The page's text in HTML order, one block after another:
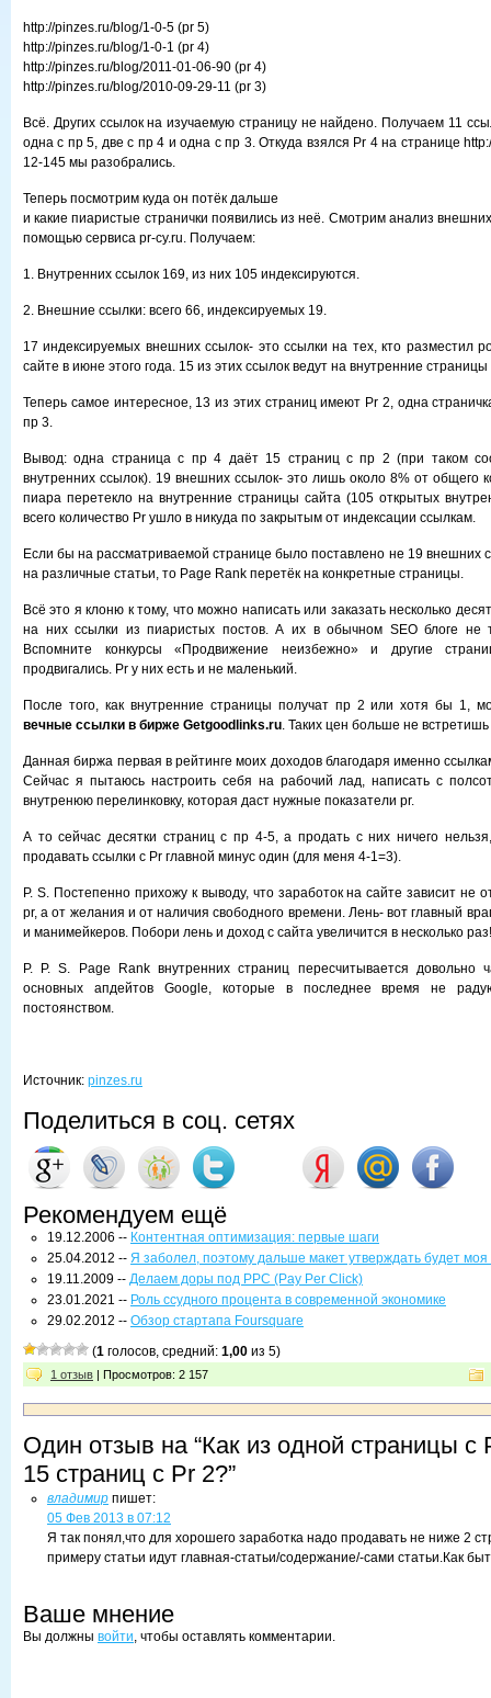
http://pinzes.ru/blog/1-0-5 (pr 5)
http://pinzes.ru/blog/1-0-1 (pr 4)
http://pinzes.ru/blog/2011-01-06-90 (pr 4)
http://pinzes.ru/blog/2010-09-29-11 (pr 3)
Всё. Других ссылок на изучаемую страницу не найдено. Получаем 11
одна с пр 5, две с пр 4 и одна с пр 3. Откуда взялся Pr 4 на странице
12-145 мы разобрались.
Теперь посмотрим куда он потёк дальше
и какие пиаристые странички появились из неё. Смотрим анализ
помощью сервиса pr-cy.ru. Получаем:
1. Внутренних ссылок 169, из них 105 индексируются.
2. Внешние ссылки: всего 66, индексируемых 19.
17 индексируемых внешних ссылок- это ссылки на тех, кто разместил
сайте в июне этого года. 15 из этих ссылок ведут на внутренние
Теперь самое интересное, 13 из этих страниц имеют Pr 2, одна
пр 3.
Вывод: одна страница с пр 4 даёт 15 страниц с пр 2 (при таком
внутренних ссылок). 19 внешних ссылок- это лишь около 8% от общего
пиара перетекло на внутренние страницы сайта (105 открытых
всего количество Pr ушло в никуда по закрытым от индексации ссылкам.
Если бы на рассматриваемой странице было поставлено не 19 внешних
на различные статьи, то Page Rank перетёк на конкретные страницы.
Всё это я клоню к тому, что можно написать или заказать несколько
на них ссылки из пиаристых постов. А их в обычном SEO блоге не
Вспомните конкурсы «Продвижение неизбежно» и другие
продвигались. Pr у них есть и не маленький.
После того, как внутренние страницы получат пр 2 или хотя бы 1,
вечные ссылки в бирже Getgoodlinks.ru. Таких цен больше не встретишь
Данная биржа первая в рейтинге моих доходов благодаря именно
Сейчас я пытаюсь настроить себя на рабочий лад, написать с
внутренюю перелинковку, которая даст нужные показатели pr.
А то сейчас десятки страниц с пр 4-5, а продать с них ничего
продавать ссылки с Pr главной минус один (для меня 4-1=3).
P. S. Постепенно прихожу к выводу, что заработок на сайте зависит не
pr, а от желания и от наличия свободного времени. Лень- вот главный
и манимейкеров. Побори лень и доход с сайта увеличится в несколько раз!
P. P. S. Page Rank внутренних страниц пересчитывается довольно
основных апдейтов Google, которые в последнее время не
постоянством.
Источник: pinzes.ru
Поделиться в соц. сетях
Рекомендуем ещё
19.12.2006 -- Контентная оптимизация: первые шаги
25.04.2012 -- Я заболел, поэтому дальше макет утверждать будет
19.11.2009 -- Делаем доры под PPC (Pay Per Click)
23.01.2021 -- Роль ссудного процента в современной экономике
29.02.2012 -- Обзор стартапа Foursquare
(1 голосов, средний: 1,00 из 5)
1 отзыв | Просмотров: 2 157
Один отзыв на “Как из одной страницы с
15 страниц с Pr 2?”
владимир пишет:
05 Фев 2013 в 07:12
Я так понял,что для хорошего заработка надо продавать не ниже 2
примеру статьи идут главная-статьи/содержание/-сами статьи.Как
Ваше мнение
Вы должны войти, чтобы оставлять комментарии.